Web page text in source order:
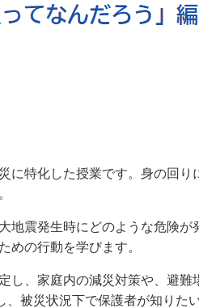
に特化した授業です。身の回
地震発生時にどのような危険
めの行動を学びます。
し、家庭内の減災対策や、避
被災状況下で保護者が知りた